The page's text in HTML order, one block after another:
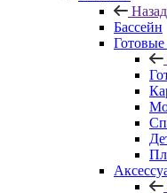
Назад
Бассейн